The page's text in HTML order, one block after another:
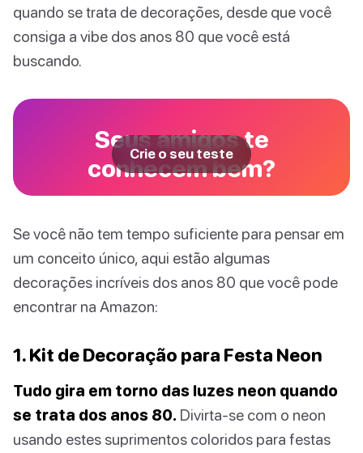
quando se trata de decorações, desde que você
consiga a vibe dos anos 80 que você está
buscando.
Seus amigos te
conhecem bem?
Crie o seu teste
Se você não tem tempo suficiente para pensar em
um conceito único, aqui estão algumas
decorações incríveis dos anos 80 que você pode
encontrar na Amazon:
1. Kit de Decoração para Festa Neon
Tudo gira em torno das luzes neon quando
se trata dos anos 80. Divirta-se com o neon
usando estes suprimentos coloridos para festas